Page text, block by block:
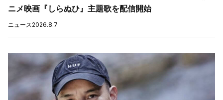
ニメ映画『しらぬひ』主題歌を配信開始
ニュース 2026.8.7